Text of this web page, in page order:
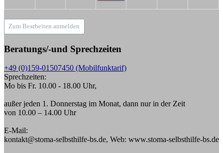
Zum Bearbeiten anmelden
Beratungs/-und Sprechzeiten
+49 (0)159-01507450 (Mobilfunktarif)
Sprechzeiten:
Mo bis Fr. 10.00 - 18.00 Uhr,
außer jeden 1. Donnerstag im Monat, dann nur in der Zeit
von 10.00 – 14.00 Uhr
E-Mail:
kontakt@stoma-selbsthilfe-bs.de, Web: www.stoma-selbsthilfe-bs.de